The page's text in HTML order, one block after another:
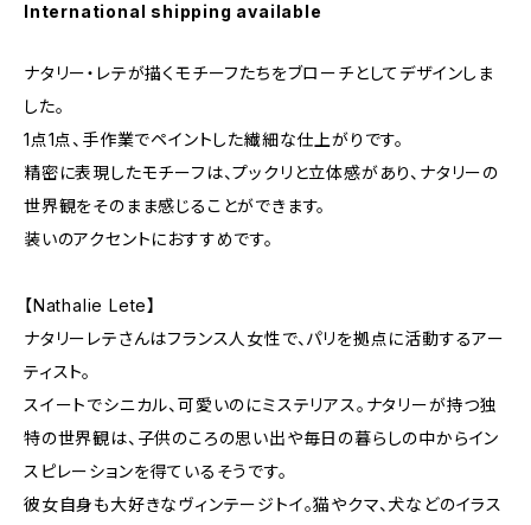
International shipping available
ナタリー・レテが描くモチーフたちをブローチとしてデザインしま
した。
1点1点、手作業でペイントした繊細な仕上がりです。
精密に表現したモチーフは、プックリと立体感があり、ナタリーの
世界観をそのまま感じることができます。
装いのアクセントにおすすめです。
【Nathalie Lete】
ナタリーレテさんはフランス人女性で、パリを拠点に活動するアー
ティスト。
スイートでシニカル、可愛いのにミステリアス。ナタリーが持つ独
特の世界観は、子供のころの思い出や毎日の暮らしの中からイン
スピレーションを得ているそうです。
彼女自身も大好きなヴィンテージトイ。猫やクマ、犬などのイラス